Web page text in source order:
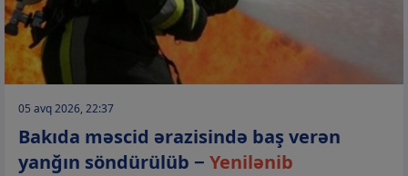
05 avq 2026, 22:37
Bakıda məscid ərazisində baş verən
yanğın söndürülüb − Yenilənib